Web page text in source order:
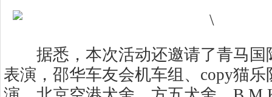
据悉，本次活动还邀请了青马国
表演，邵华车友会机车组、copy猫